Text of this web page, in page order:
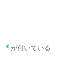
* が付いている